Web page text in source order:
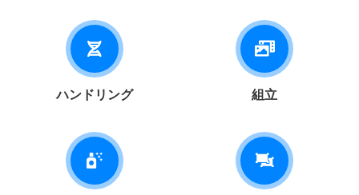
ハンドリング 組立